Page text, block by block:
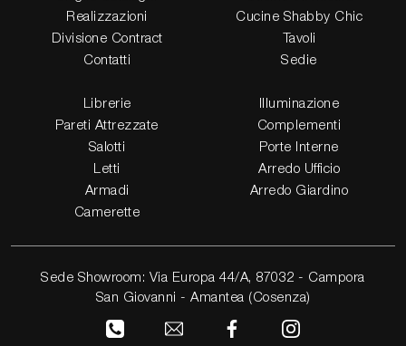
Realizzazioni
Divisione Contract
Contatti
Cucine Shabby Chic
Tavoli
Sedie
Librerie
Pareti Attrezzate
Salotti
Letti
Armadi
Camerette
Illuminazione
Complementi
Porte Interne
Arredo Ufficio
Arredo Giardino
Sede Showroom: Via Europa 44/A, 87032 - Campora
San Giovanni - Amantea (Cosenza)